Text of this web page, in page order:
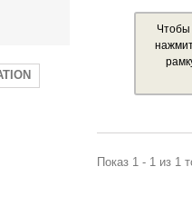
Чтобы
Показ 1 - 1 из 1